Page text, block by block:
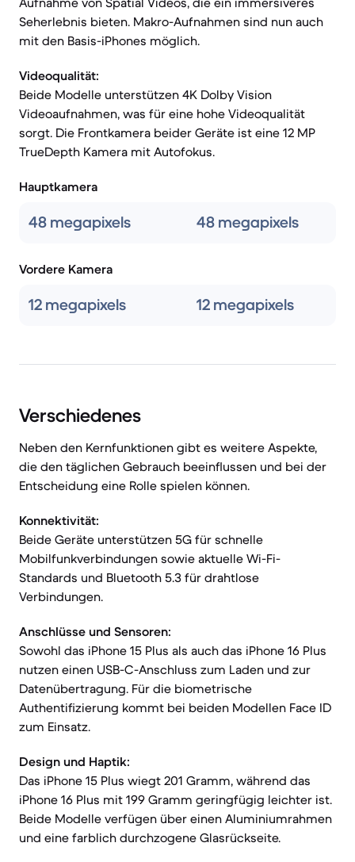
Seherlebnis bieten. Makro-Aufnahmen sind nun auch
mit den Basis-iPhones möglich.
Videoqualität:
Beide Modelle unterstützen 4K Dolby Vision
Videoaufnahmen, was für eine hohe Videoqualität
sorgt. Die Frontkamera beider Geräte ist eine 12 MP
TrueDepth Kamera mit Autofokus.
Hauptkamera
48 megapixels 48 megapixels
Vordere Kamera
12 megapixels 12 megapixels
Verschiedenes
Neben den Kernfunktionen gibt es weitere Aspekte,
die den täglichen Gebrauch beeinflussen und bei der
Entscheidung eine Rolle spielen können.
Konnektivität:
Beide Geräte unterstützen 5G für schnelle
Mobilfunkverbindungen sowie aktuelle Wi-Fi-
Standards und Bluetooth 5.3 für drahtlose
Verbindungen.
Anschlüsse und Sensoren:
Sowohl das iPhone 15 Plus als auch das iPhone 16 Plus
nutzen einen USB-C-Anschluss zum Laden und zur
Datenübertragung. Für die biometrische
Authentifizierung kommt bei beiden Modellen Face ID
zum Einsatz.
Design und Haptik:
Das iPhone 15 Plus wiegt 201 Gramm, während das
iPhone 16 Plus mit 199 Gramm geringfügig leichter ist.
Beide Modelle verfügen über einen Aluminiumrahmen
und eine farblich durchzogene Glasrückseite.